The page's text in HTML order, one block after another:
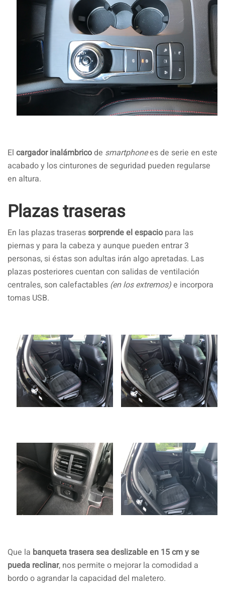
El cargador inalámbricode smartphonees de serie en este
acabado y los cinturones de seguridad pueden regularse
en altura.
Plazas traseras
En las plazas traserassorprende el espacio para las
piernas y para la cabeza y aunque pueden entrar 3
personas, si éstas son adultas irán algo apretadas. Las
plazas posteriores cuentan con salidas de ventilación
centrales, son calefactables (en los extremos)e incorpora
tomas USB.
Que la banqueta trasera sea deslizable en 15 cm y se
pueda reclinar, nos permite o mejorar la comodidad a
bordo o agrandar la capacidad del maletero.